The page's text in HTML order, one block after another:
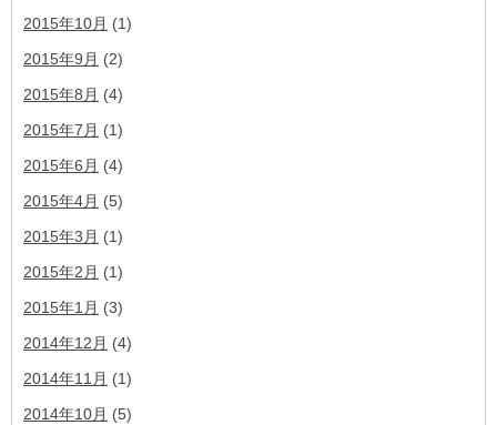
2015年10月 (1)
2015年9月 (2)
2015年8月 (4)
2015年7月 (1)
2015年6月 (4)
2015年4月 (5)
2015年3月 (1)
2015年2月 (1)
2015年1月 (3)
2014年12月 (4)
2014年11月 (1)
2014年10月 (5)